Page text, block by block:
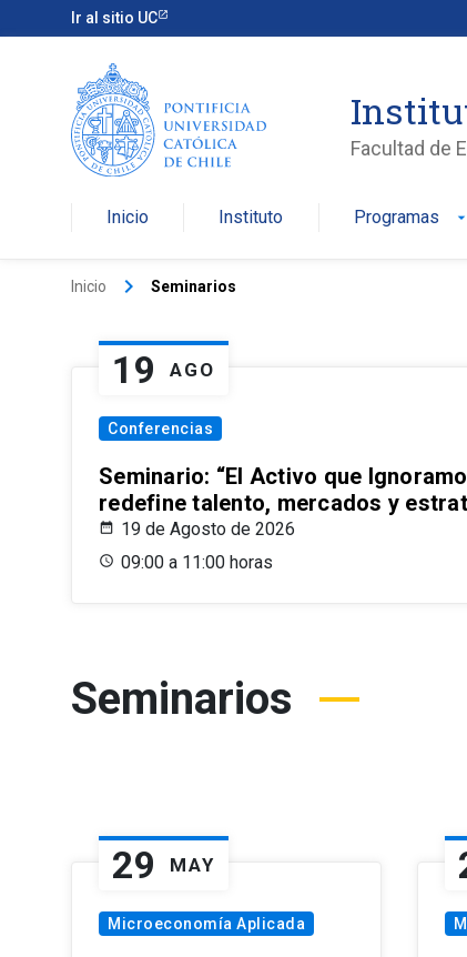
Ir al sitio UC
Facultad de
Inicio Instituto Programas arrow_drop_down
Inicio keyboard_arrow_right Seminarios
19 AGO
Conferencias
Seminario: “El Activo que
redefine talento, mercados y
19 de Agosto de 2026
09:00 a 11:00 horas
Seminarios
29 MAY
Microeconomía Aplicada